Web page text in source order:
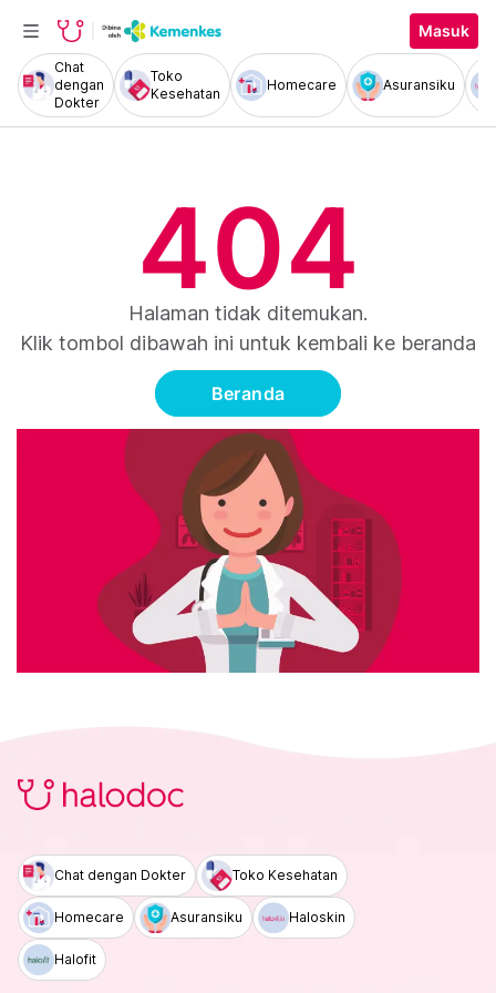
Masuk
Chat
dengan
Dokter
Toko
Kesehatan
Homecare Asuransiku
404
Halaman tidak ditemukan.
Klik tombol dibawah ini untuk kembali ke beranda
Beranda
Chat dengan Dokter Toko Kesehatan
Homecare Asuransiku Haloskin
Halofit